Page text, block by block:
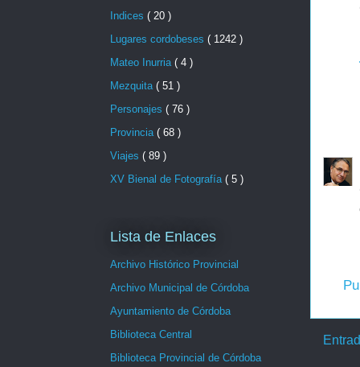
Indices ( 20 )
Lugares cordobeses ( 1242 )
Mateo Inurria ( 4 )
Mezquita ( 51 )
Personajes ( 76 )
Provincia ( 68 )
Viajes ( 89 )
XV Bienal de Fotografía ( 5 )
Lista de Enlaces
Archivo Histórico Provincial
Archivo Municipal de Córdoba
Ayuntamiento de Córdoba
Biblioteca Central
Biblioteca Provincial de Córdoba